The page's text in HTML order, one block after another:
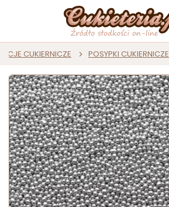
CUKIERNICZE POSYPKI CUKIERNICZE